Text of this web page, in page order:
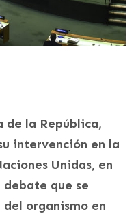
de la República,
intervención en la
Unidas, en
que se
organismo en